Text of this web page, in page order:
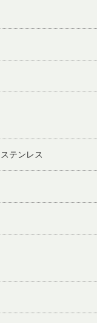
テンレス